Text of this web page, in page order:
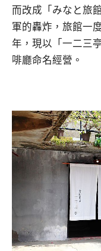
而改成「みなと旅
軍的轟炸，旅館一
年，現以「一二三
啡廳命名經營。